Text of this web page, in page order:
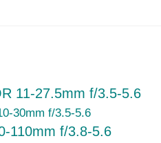
11-27.5mm f/3.5-5.6
30mm f/3.5-5.6
110mm f/3.8-5.6